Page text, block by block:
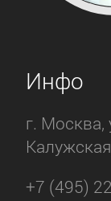
Инфо
г. Москва,
+7 (495)